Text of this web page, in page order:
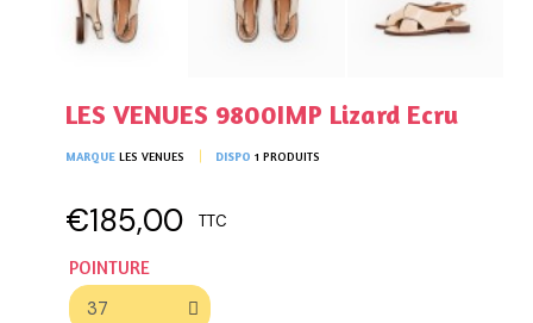
LES VENUES 9800IMP Lizard Ecru
MARQUE LES VENUES DISPO 1 PRODUITS
€185,00 TTC
POINTURE